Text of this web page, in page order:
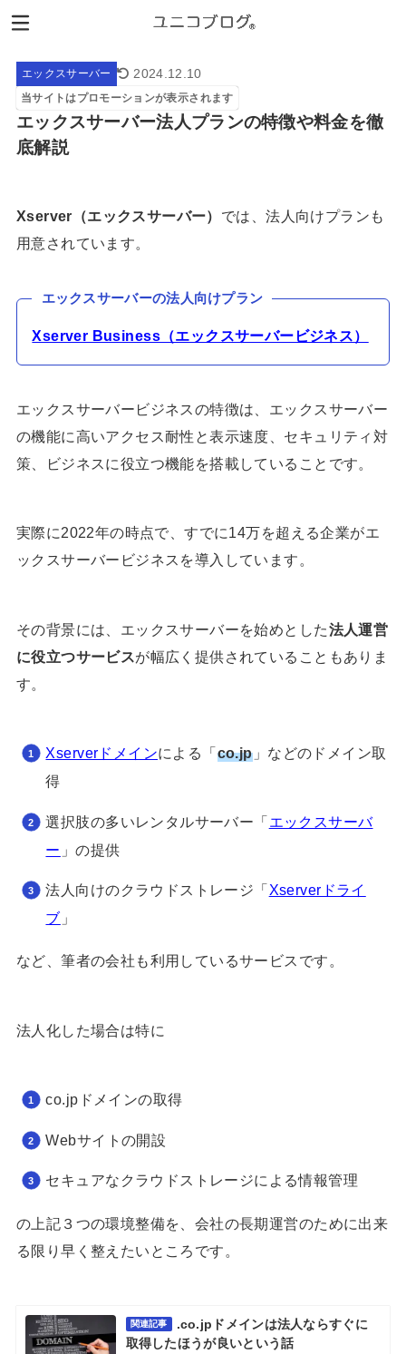
エックスサーバー 2024.12.10
当サイトはプロモーションが表示されます
エックスサーバー法人プランの特徴や料金を徹
底解説
Xserver（エックスサーバー） では、法人向けプランも
用意されています。
エックスサーバーの法人向けプラン
Xserver Business（エックスサーバービジネス）
エックスサーバービジネスの特徴は、エックスサーバー
の機能に高いアクセス耐性と表示速度、セキュリティ対
策、ビジネスに役立つ機能を搭載していることです。
実際に2022年の時点で、すでに14万を超える企業がエ
ックスサーバービジネスを導入しています。
その背景には、エックスサーバーを始めとした法人運営
に役立つサービスが幅広く提供されていることもありま
す。
Xserverドメインによる「co.jp」などのドメイン取
得
選択肢の多いレンタルサーバー「 エックスサーバ
ー 」の提供
法人向けのクラウドストレージ「Xserverドライ
ブ 」
など、筆者の会社も利用しているサービスです。
法人化した場合は特に
co.jpドメインの取得
Webサイトの開設
セキュアなクラウドストレージによる情報管理
の上記３つの環境整備を、会社の長期運営のために出来
る限り早く整えたいところです。
関連記事
.co.jpドメインは法人ならすぐに
取得したほうが良いという話